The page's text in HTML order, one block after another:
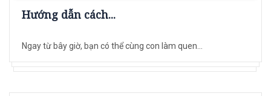
Hướng dẫn cách...
Ngay từ bây giờ, bạn có thể cùng con làm quen...